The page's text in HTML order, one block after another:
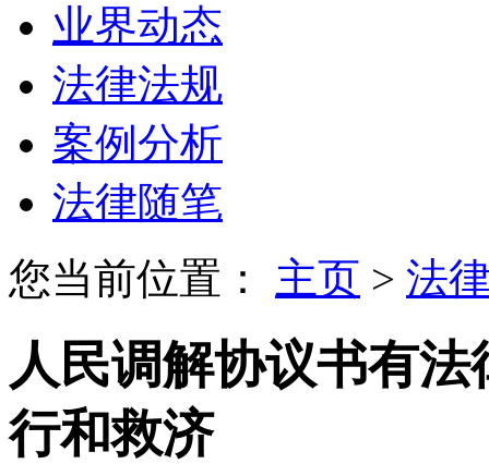
业界动态
法律法规
案例分析
法律随笔
您当前位置： 主页 > 法
人民调解协议书有
行和救济